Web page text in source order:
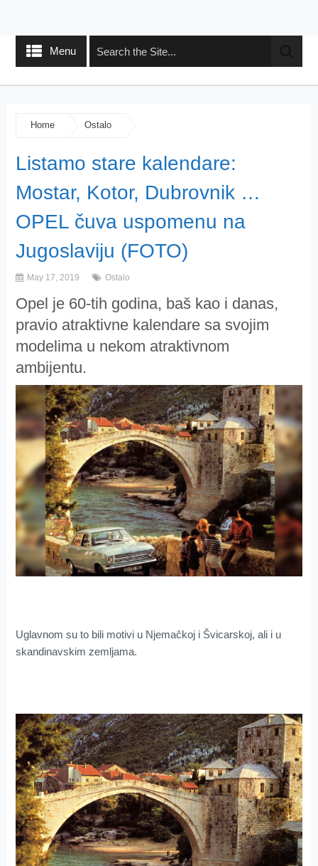
Menu
Home Ostalo
Listamo stare kalendare:
Mostar, Kotor, Dubrovnik …
OPEL čuva uspomenu na
Jugoslaviju (FOTO)
May 17, 2019 Ostalo
Opel je 60-tih godina, baš kao i danas,
pravio atraktivne kalendare sa svojim
modelima u nekom atraktivnom
ambijentu.
Uglavnom su to bili motivi u Njemačkoj i Švicarskoj, ali i u
skandinavskim zemljama.